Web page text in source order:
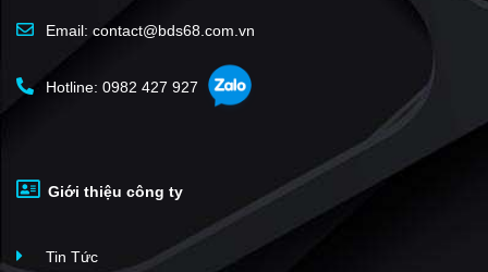
Biệt thự Mimosa - Ecopark
Masteri Grand Coast
Sol Forest Ecopark
Masteri Trinity Square
Trust City Văn Giang
Email: contact@bds68.com.vn
Hotline: 0982 427 927
Giới thiệu công ty
Tin Tức